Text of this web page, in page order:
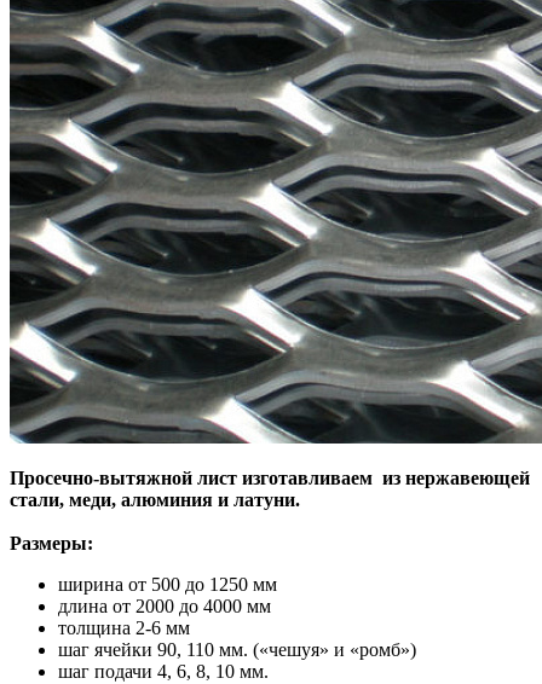
Просечно-вытяжной лист изготавливаем из нержавеющей
стали, меди, алюминия и латуни.
Размеры:
ширина от 500 до 1250 мм
длина от 2000 до 4000 мм
толщина 2-6 мм
шаг ячейки 90, 110 мм. («чешуя» и «ромб»)
шаг подачи 4, 6, 8, 10 мм.